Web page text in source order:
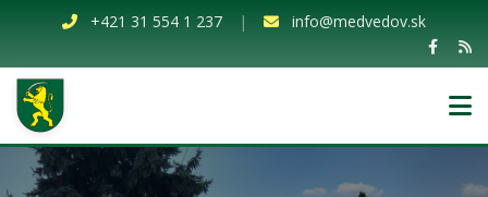
+421 31 554 1 237 | info@medvedov.sk